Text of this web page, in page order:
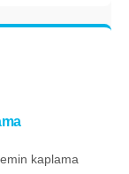
kaplama